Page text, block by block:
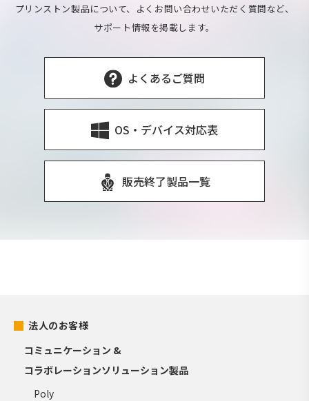
プリンストン製品について、よくお問い合わせいただく質問など、
サポート情報を掲載します。
よくあるご質問
OS・デバイス対応表
販売終了製品一覧
法人のお客様
コミュニケーション &
コラボレーションソリューション製品
Poly